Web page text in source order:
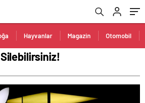
Hayvanlar Magazin Otomobil